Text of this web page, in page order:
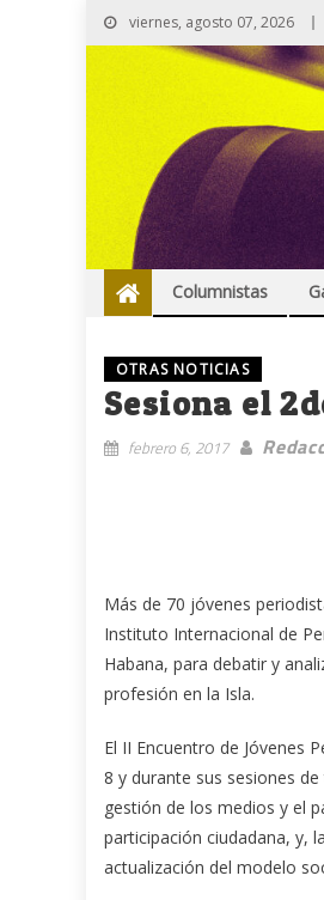
viernes, agosto 07, 2026
Columnistas
OTRAS NOTICIAS
Sesiona el
febrero 6, 2017
Más de 70 jóvenes
Instituto Internacional de
Habana, para debatir y
profesión en la Isla.
El II Encuentro de Jóvenes
8 y durante sus sesiones
gestión de los medios y el
participación ciudadana, y,
actualización del modelo